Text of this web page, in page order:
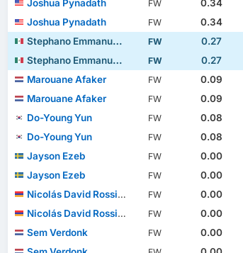
Joshua Pynadath
FW
0.34
Joshua Pynadath
FW
0.34
Stephano Emmanuel Carrillo Calderón
FW
0.27
Stephano Emmanuel Carrillo Calderón
FW
0.27
Marouane Afaker
FW
0.09
Marouane Afaker
FW
0.09
Do-Young Yun
FW
0.08
Do-Young Yun
FW
0.08
Jayson Ezeb
FW
0.00
Jayson Ezeb
FW
0.00
Nicolás David Rossi Marachlian
FW
0.00
Nicolás David Rossi Marachlian
FW
0.00
Sem Verdonk
FW
0.00